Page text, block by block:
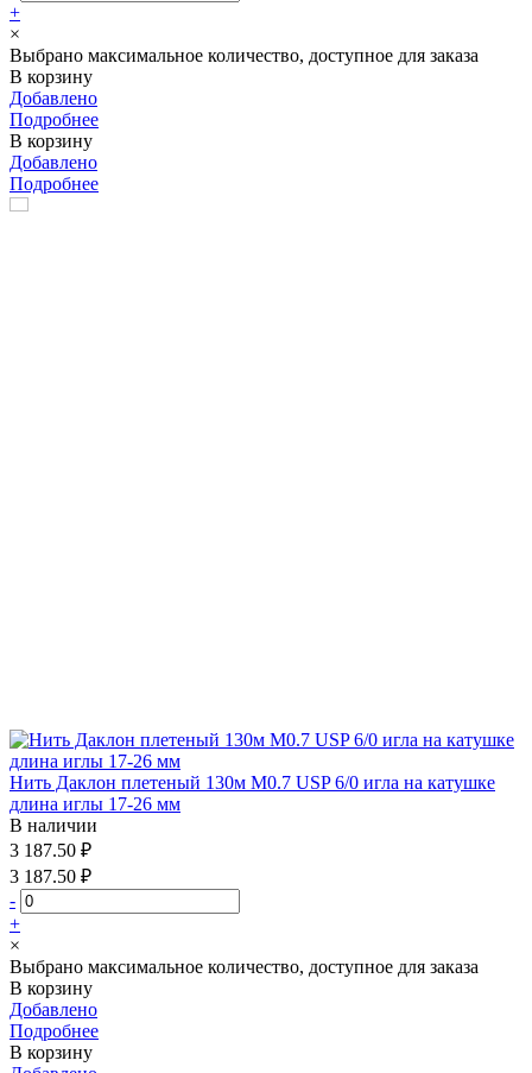
+
×
Выбрано максимальное количество, доступное для заказа
В корзину
Добавлено
Подробнее
В корзину
Добавлено
Подробнее
Нить Даклон плетеный 130м М0.7 USP 6/0 игла на катушке
длина иглы 17-26 мм
В наличии
3 187.50 ₽
3 187.50 ₽
-
+
×
Выбрано максимальное количество, доступное для заказа
В корзину
Добавлено
Подробнее
В корзину